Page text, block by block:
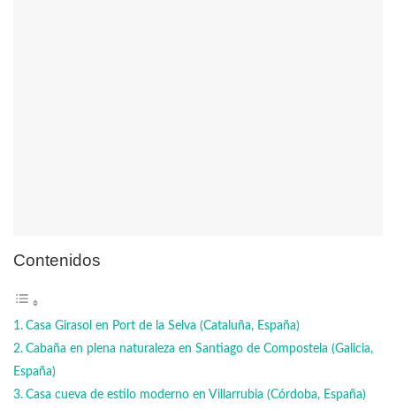
Contenidos
Casa Girasol en Port de la Selva (Cataluña, España)
Cabaña en plena naturaleza en Santiago de Compostela (Galicia,
España)
Casa cueva de estilo moderno en Villarrubia (Córdoba, España)